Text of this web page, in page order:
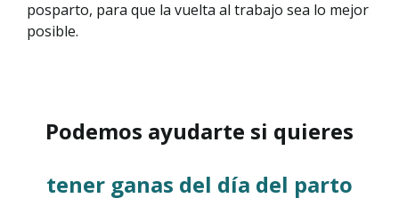
posparto, para que la vuelta al trabajo sea lo mejor
posible.
Podemos ayudarte si quieres
tener ganas del día del parto